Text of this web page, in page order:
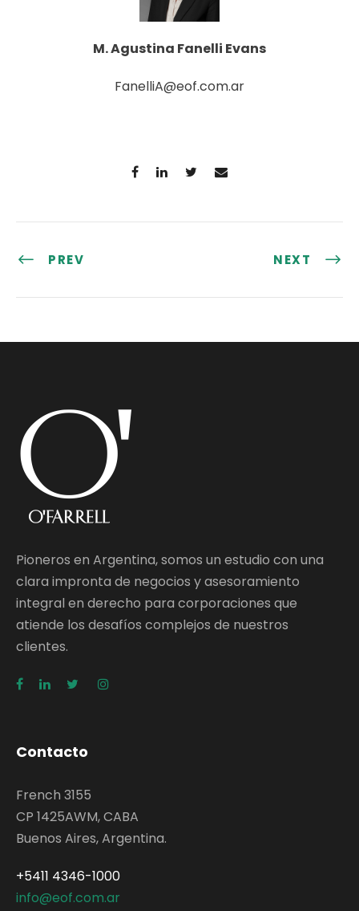
M. Agustina Fanelli Evans
FanelliA@eof.com.ar
PREV NEXT
Pioneros en Argentina, somos un estudio con una
clara impronta de negocios y asesoramiento
integral en derecho para corporaciones que
atiende los desafíos complejos de nuestros
clientes.
Contacto
French 3155
CP 1425AWM, CABA
Buenos Aires, Argentina.
+5411 4346-1000
info@eof.com.ar